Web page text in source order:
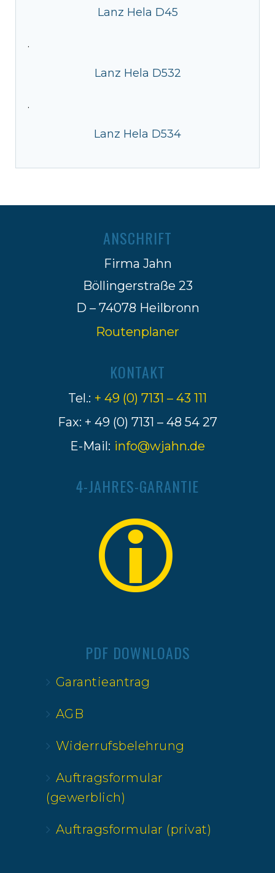
Lanz Hela D45
·
Lanz Hela D532
·
Lanz Hela D534
ANSCHRIFT
Firma Jahn
Böllingerstraße 23
D – 74078 Heilbronn
Routenplaner
KONTAKT
Tel.: + 49 (0) 7131 – 43 111
Fax: + 49 (0) 7131 – 48 54 27
E-Mail: info@wjahn.de
4-JAHRES-GARANTIE
PDF DOWNLOADS
Garantieantrag
AGB
Widerrufsbelehrung
Auftragsformular
(gewerblich)
Auftragsformular (privat)